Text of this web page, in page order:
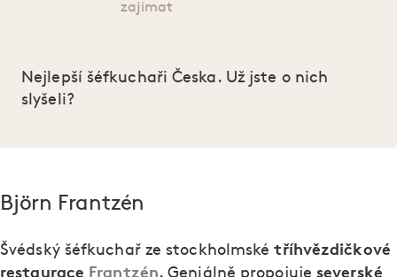
zajímat
Nejlepší šéfkuchaři Česka. Už jste o nich
slyšeli?
Björn Frantzén
Švédský šéfkuchař ze stockholmské tříhvězdičkové
restaurace Frantzén. Geniálně propojuje severské